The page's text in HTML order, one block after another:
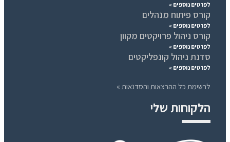
לפרטים נוספים »
קורס פיתוח מנהלים
לפרטים נוספים »
קורס ניהול פרויקטים מקוון
לפרטים נוספים »
סדנת ניהול קונפליקטים
לפרטים נוספים »
לרשימת כל ההרצאות והסדנאות »
הלקוחות שלי